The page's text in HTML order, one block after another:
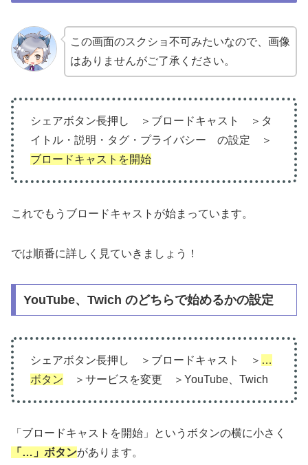
この画面のスクショ不可みたいなので、画像
はありませんがご了承ください。
シェアボタン長押し ＞ブロードキャスト ＞タ
イトル・説明・タグ・プライバシー の設定 ＞
ブロードキャストを開始
これでもうブロードキャストが始まっています。
では順番に詳しく見ていきましょう！
YouTube、Twich のどちらで始めるかの設定
シェアボタン長押し ＞ブロードキャスト ＞ …
ボタン ＞サービスを変更 ＞YouTube、Twich
「ブロードキャストを開始」というボタンの横に小さく
「…」ボタンがあります。